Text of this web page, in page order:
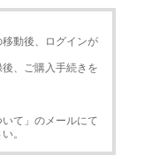
動後、ログインが
、ご購入手続きを
て」のメールにて
。